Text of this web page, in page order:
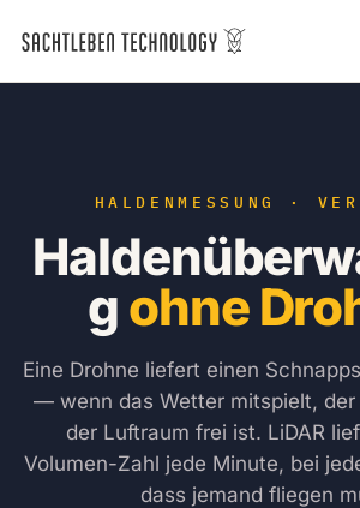
HALDENMESSUNG ·
gohne
Eine Drohne liefert einen
— wenn das Wetter mitspielt, der
der Luftraum frei ist. LiDAR
Volumen-Zahl jede Minute, bei
dass jemand fliegen